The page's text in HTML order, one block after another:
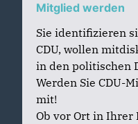
Mitglied werden
Sie identifizieren
CDU, wollen
in den politischen
Werden Sie CDU-
mit!
Ob vor Ort in Ihrer